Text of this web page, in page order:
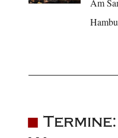
Am
Termine: